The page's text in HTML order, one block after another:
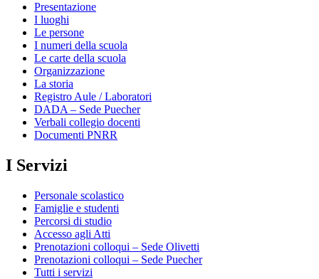
Presentazione
I luoghi
Le persone
I numeri della scuola
Le carte della scuola
Organizzazione
La storia
Registro Aule / Laboratori
DADA – Sede Puecher
Verbali collegio docenti
Documenti PNRR
I Servizi
Personale scolastico
Famiglie e studenti
Percorsi di studio
Accesso agli Atti
Prenotazioni colloqui – Sede Olivetti
Prenotazioni colloqui – Sede Puecher
Tutti i servizi